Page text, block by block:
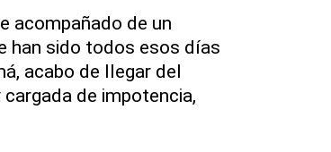
acompañado de un
han sido todos esos días
acabo de llegar del
de impotencia,